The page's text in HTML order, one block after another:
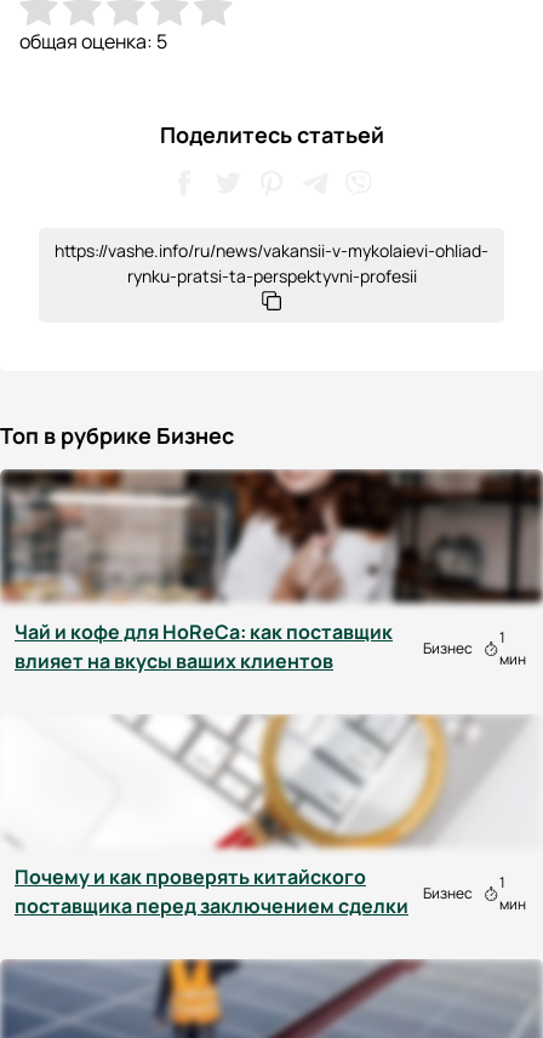
общая оценка: 5
Поделитесь статьей
https://vashe.info/ru/news/vakansii-v-mykolaievi-ohliad-
rynku-pratsi-ta-perspektyvni-profesii
Топ в рубрике Бизнес
Чай и кофе для HoReCa: как поставщик
влияет на вкусы ваших клиентов
Бизнес
1
мин
Почему и как проверять китайского
поставщика перед заключением сделки
Бизнес
1
мин